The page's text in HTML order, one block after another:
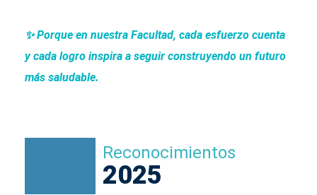
✨ Porque en nuestra Facultad, cada esfuerzo cuenta
y cada logro inspira a seguir construyendo un futuro
más saludable.
Reconocimientos
2025